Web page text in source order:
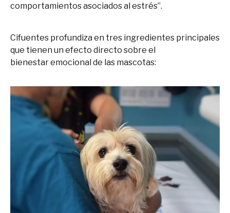
comportamientos asociados al estrés”.
Cifuentes profundiza en tres ingredientes principales
que tienen un efecto directo sobre el
bienestar emocional de las mascotas: